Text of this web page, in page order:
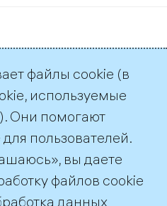
файлы cookie (в
используемые
Они помогают
пользователей.
вы даете
файлов cookie
данных